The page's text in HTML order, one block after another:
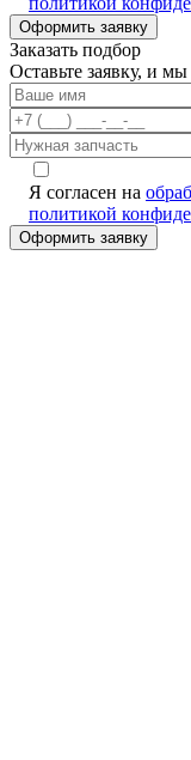
Заказать подбор
Оставьте заявку, и
Я согласен на
политикой